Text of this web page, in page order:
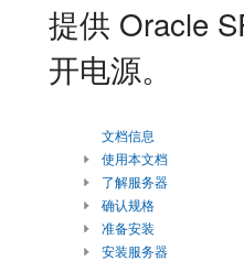
提供 Oracle
开电源。
文档信息
使用本文档
了解服务器
确认规格
准备安装
安装服务器